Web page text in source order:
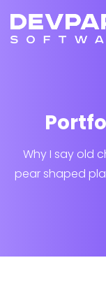
Why I say old
pear shaped